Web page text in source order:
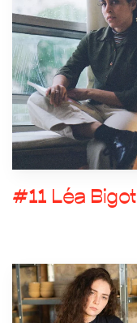
#11 Léa Bigot